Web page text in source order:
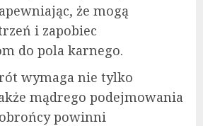
że mogą
i zapobiec
do pola karnego.
wymaga nie tylko
mądrego podejmowania
powinni